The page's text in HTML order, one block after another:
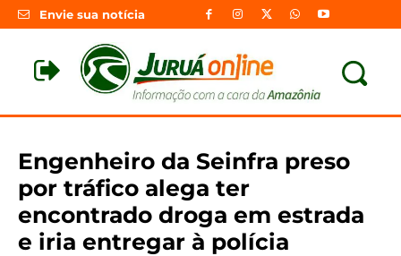
Envie sua notícia
Engenheiro da Seinfra preso
por tráfico alega ter
encontrado droga em estrada
e iria entregar à polícia